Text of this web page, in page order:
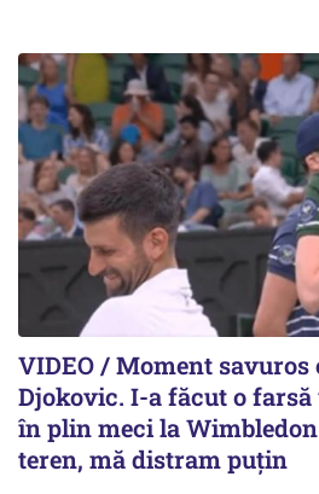
VIDEO / Moment savuros
Djokovic. I-a făcut o
în plin meci la
teren, mă distram puțin